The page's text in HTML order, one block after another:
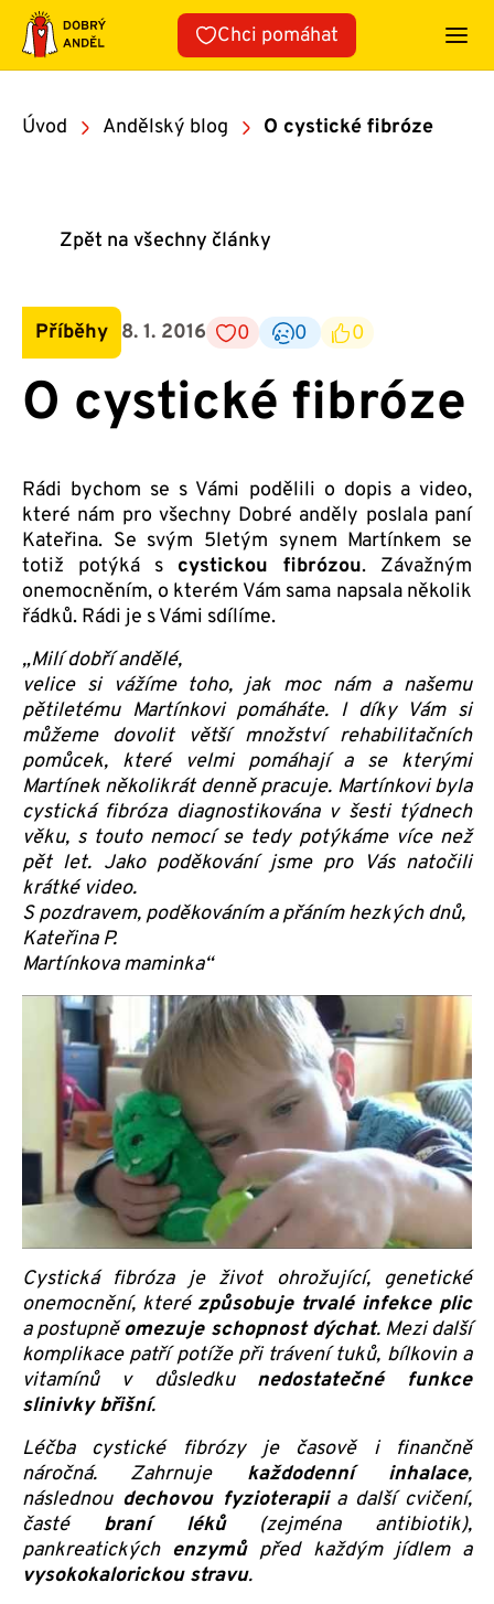
Přeskočit
obsah
Chci pomáhat
Úvod Andělský blog O cystické fibróze
Zpět na všechny články
Příběhy 8. 1. 2016 0 0 0
O cystické fibróze
Rádi bychom se s Vámi podělili o dopis a video,
které nám pro všechny Dobré anděly poslala paní
Kateřina. Se svým 5letým synem Martínkem se
totiž potýká s cystickou fibrózou. Závažným
onemocněním, o kterém Vám sama napsala několik
řádků. Rádi je s Vámi sdílíme.
„Milí dobří andělé,
velice si vážíme toho, jak moc nám a našemu
pětiletému Martínkovi pomáháte. I díky Vám si
můžeme dovolit větší množství rehabilitačních
pomůcek, které velmi pomáhají a se kterými
Martínek několikrát denně pracuje. Martínkovi byla
cystická fibróza diagnostikována v šesti týdnech
věku, s touto nemocí se tedy potýkáme více než
pět let. Jako poděkování jsme pro Vás natočili
krátké video.
S pozdravem, poděkováním a přáním hezkých dnů,
Kateřina P.
Martínkova maminka“
Cystická fibróza je život ohrožující, genetické
onemocnění, které způsobuje trvalé infekce plic
a postupněomezuje schopnost dýchat. Mezi další
komplikace patří potíže při trávení tuků, bílkovin a
vitamínů v důsledku nedostatečné funkce
slinivky břišní.
Léčba cystické fibrózy je časově i finančně
náročná. Zahrnujekaždodenní inhalace,
následnoudechovou fyzioterapiia další cvičení,
časté braní léků(zejména antibiotik),
pankreatických enzymůpřed každým jídlem a
vysokokalorickou stravu.